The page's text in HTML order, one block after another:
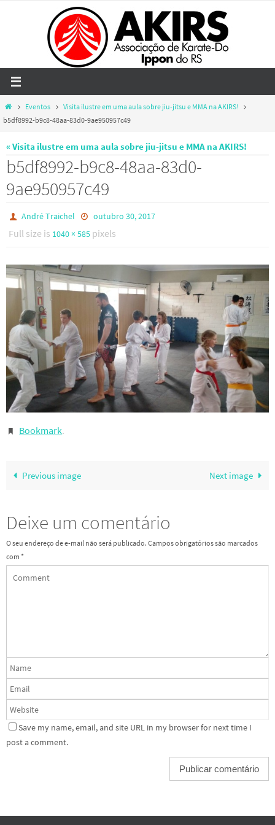
HomeEventos
Visita ilustre em uma aula sobre jiu-jitsu e MMA na AKIRS!
b5df8992-b9c8-48aa-83d0-9ae950957c49
« Visita ilustre em uma aula sobre jiu-jitsu e MMA na AKIRS!
b5df8992-b9c8-48aa-83d0-
9ae950957c49
André Traichel outubro 30, 2017
Full size is 1040 × 585 pixels
Bookmark.
Previous image Next image
Deixe um comentário
O seu endereço de e-mail não será publicado. Campos obrigatórios são marcados
com *
Save my name, email, and site URL in my browser for next time I
post a comment.